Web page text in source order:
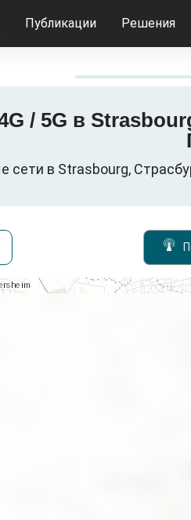
Публикации Решения
/ 5G в
в Strasbourg,